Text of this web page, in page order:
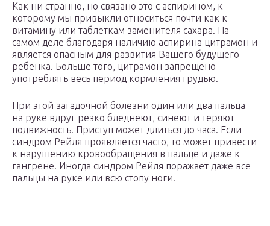
Как ни странно, но связано это с аспирином, к
которому мы привыкли относиться почти как к
витамину или таблеткам заменителя сахара. На
самом деле благодаря наличию аспирина цитрамон и
является опасным для развития Вашего будущего
ребенка. Больше того, цитрамон запрещено
употреблять весь период кормления грудью.
При этой загадочной болезни один или два пальца
на руке вдруг резко бледнеют, синеют и теряют
подвижность. Приступ может длиться до часа. Если
синдром Рейля проявляется часто, то может привести
к нарушению кровообращения в пальце и даже к
гангрене. Иногда синдром Рейля поражает даже все
пальцы на руке или всю стопу ноги.